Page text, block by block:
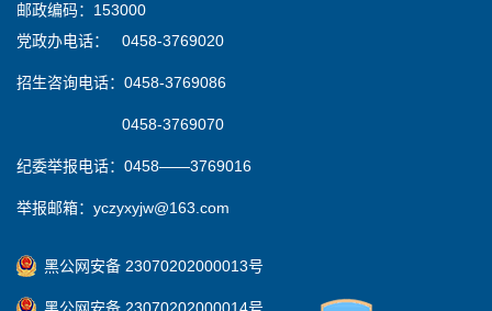
邮政编码：153000
党政办电话： 0458-3769020
招生咨询电话：0458-3769086
0458-3769070
纪委举报电话：0458——3769016
举报邮箱：yczyxyjw@163.com
黑公网安备 23070202000013号